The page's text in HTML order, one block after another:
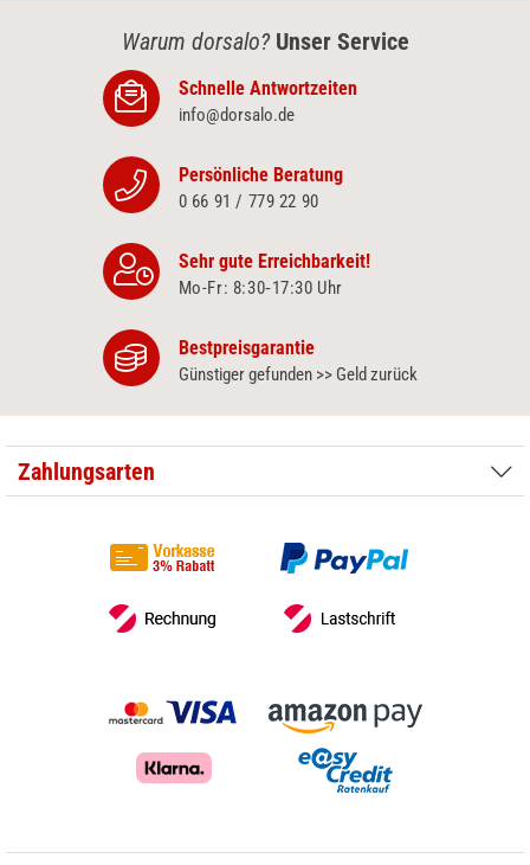
Warum dorsalo? Unser Service
Schnelle Antwortzeiten
info@dorsalo.de
Persönliche Beratung
0 66 91 / 779 22 90
Sehr gute Erreichbarkeit!
Mo-Fr: 8:30‑17:30 Uhr
Bestpreisgarantie
Günstiger gefunden >> Geld zurück
Zahlungsarten